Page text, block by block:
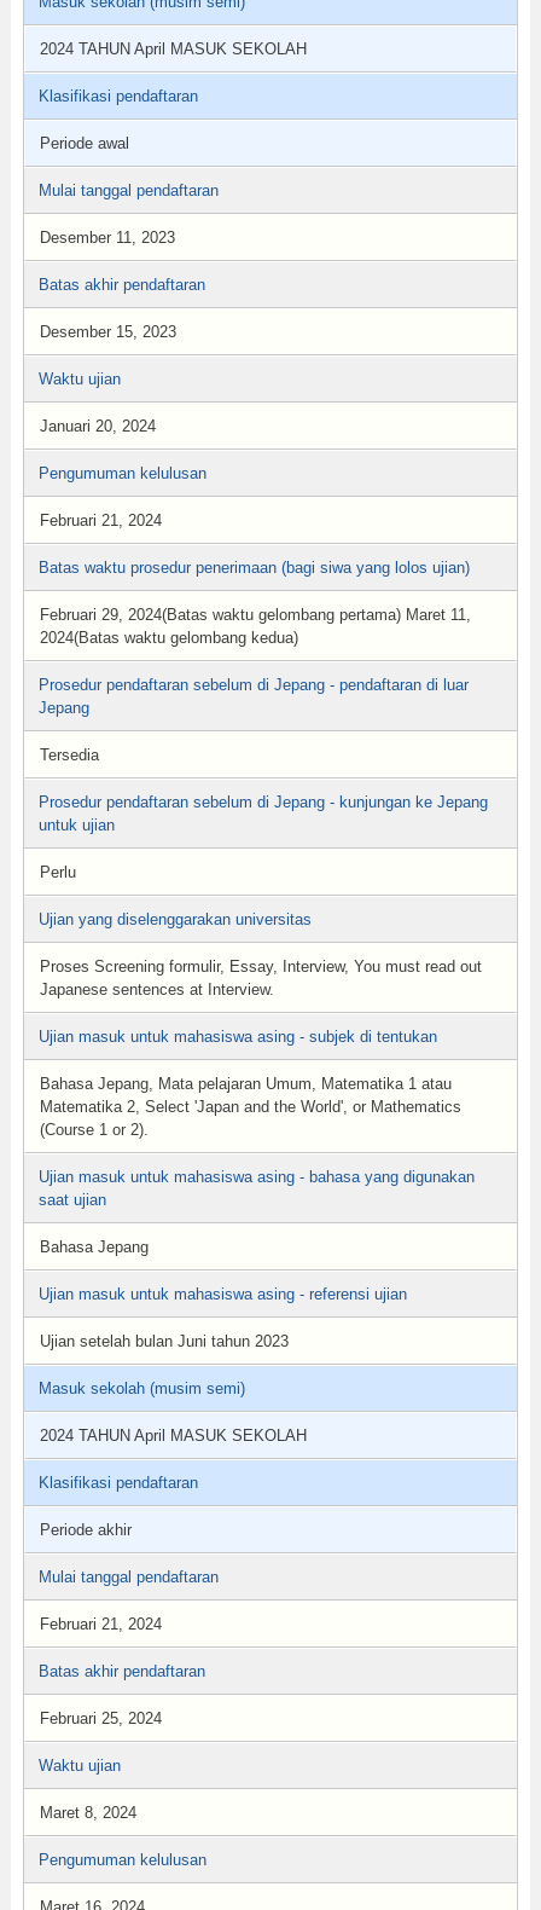
2024 TAHUN April MASUK SEKOLAH
Klasifikasi pendaftaran
Periode awal
Mulai tanggal pendaftaran
Desember 11, 2023
Batas akhir pendaftaran
Desember 15, 2023
Waktu ujian
Januari 20, 2024
Pengumuman kelulusan
Februari 21, 2024
Batas waktu prosedur penerimaan (bagi siwa yang lolos ujian)
Februari 29, 2024(Batas waktu gelombang pertama) Maret 11,
2024(Batas waktu gelombang kedua)
Prosedur pendaftaran sebelum di Jepang - pendaftaran di luar
Jepang
Tersedia
Prosedur pendaftaran sebelum di Jepang - kunjungan ke Jepang
untuk ujian
Perlu
Ujian yang diselenggarakan universitas
Proses Screening formulir, Essay, Interview, You must read out
Japanese sentences at Interview.
Ujian masuk untuk mahasiswa asing - subjek di tentukan
Bahasa Jepang, Mata pelajaran Umum, Matematika 1 atau
Matematika 2, Select 'Japan and the World', or Mathematics
(Course 1 or 2).
Ujian masuk untuk mahasiswa asing - bahasa yang digunakan
saat ujian
Bahasa Jepang
Ujian masuk untuk mahasiswa asing - referensi ujian
Ujian setelah bulan Juni tahun 2023
Masuk sekolah (musim semi)
2024 TAHUN April MASUK SEKOLAH
Klasifikasi pendaftaran
Periode akhir
Mulai tanggal pendaftaran
Februari 21, 2024
Batas akhir pendaftaran
Februari 25, 2024
Waktu ujian
Maret 8, 2024
Pengumuman kelulusan